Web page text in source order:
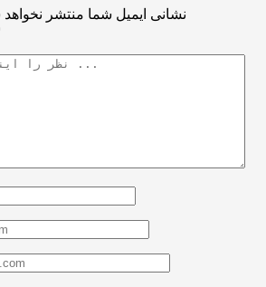
نشانی ایمیل شما منتشر